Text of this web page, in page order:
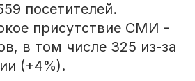
посетителей.
присутствие СМИ -
в том числе 325 из-за
(+4%).